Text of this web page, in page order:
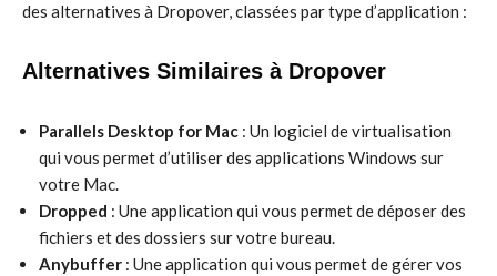
des alternatives à Dropover, classées par type d’application :
Alternatives Similaires à Dropover
Parallels Desktop for Mac : Un logiciel de virtualisation
qui vous permet d’utiliser des applications Windows sur
votre Mac.
Dropped : Une application qui vous permet de déposer des
fichiers et des dossiers sur votre bureau.
Anybuffer : Une application qui vous permet de gérer vos